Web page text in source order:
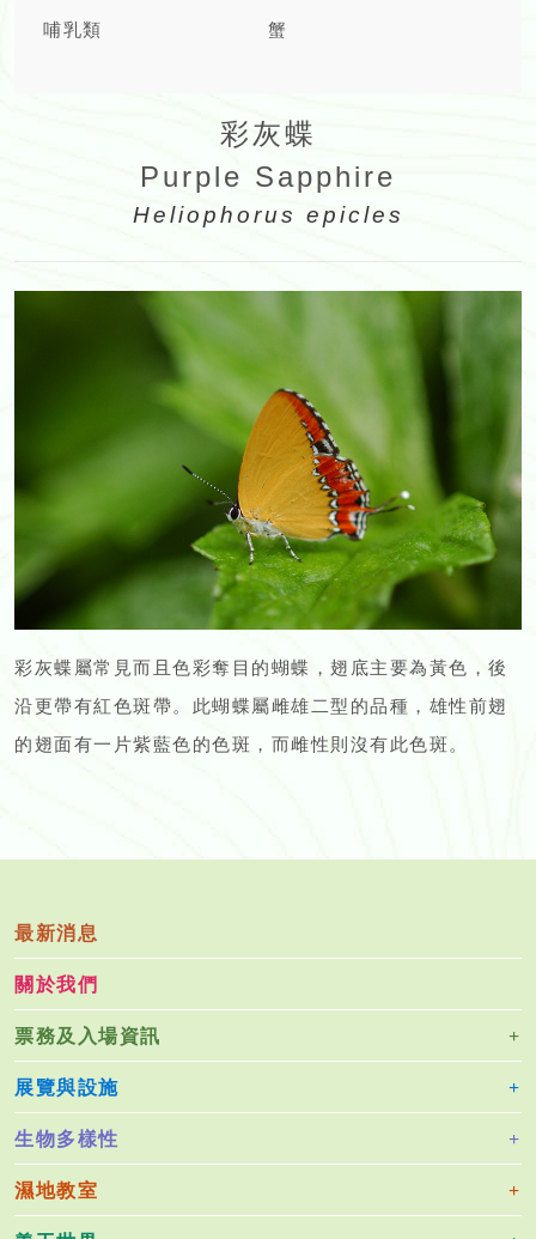
哺乳類 蟹
彩灰蝶
Purple Sapphire
Heliophorus epicles
彩灰蝶屬常見而且色彩奪目的蝴蝶，翅底主要為黃色，後
沿更帶有紅色斑帶。此蝴蝶屬雌雄二型的品種，雄性前翅
的翅面有一片紫藍色的色斑，而雌性則沒有此色斑。
最新消息
關於我們
票務及入場資訊
展覽與設施
生物多樣性
濕地教室